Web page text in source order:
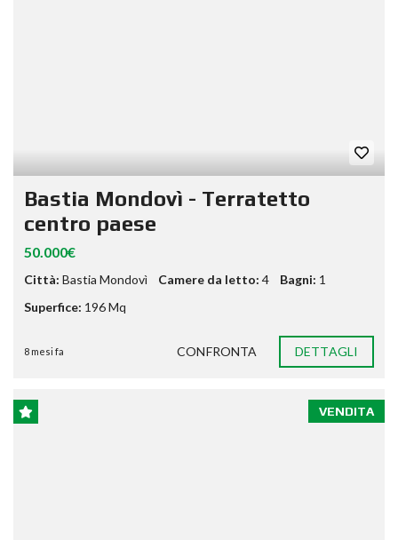
Bastia Mondovì - Terratetto
centro paese
50.000€
Città: Bastia Mondovì Camere da letto: 4 Bagni: 1
Superfice: 196 Mq
8 mesi fa CONFRONTA DETTAGLI
VENDITA